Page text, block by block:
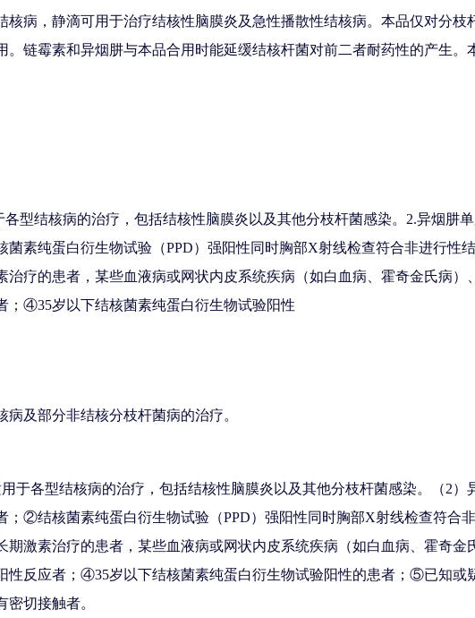
核病，静滴可用于治疗结核性脑膜炎及急性播散性结核病。本品仅对分
。链霉素和异烟肼与本品合用时能延缓结核杆菌对前二者耐药性的产生
型结核病的治疗，包括结核性脑膜炎以及其他分枝杆菌感染。2.异烟肼
素纯蛋白衍生物试验（PPD）强阳性同时胸部X射线检查符合非进行性
疗的患者，某些血液病或网状内皮系统疾病（如白血病、霍奇金氏病
；④35岁以下结核菌素纯蛋白衍生物试验阳性
及部分非结核分枝杆菌病的治疗。
用于各型结核病的治疗，包括结核性脑膜炎以及其他分枝杆菌感染。（2
；②结核菌素纯蛋白衍生物试验（PPD）强阳性同时胸部X射线检查符合
激素治疗的患者，某些血液病或网状内皮系统疾病（如白血病、霍奇金
性反应者；④35岁以下结核菌素纯蛋白衍生物试验阳性的患者；⑤已知或
切接触者。